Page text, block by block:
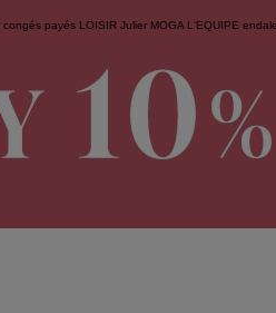
congés payés LOISIR Julier MOGA L'EQUIPE